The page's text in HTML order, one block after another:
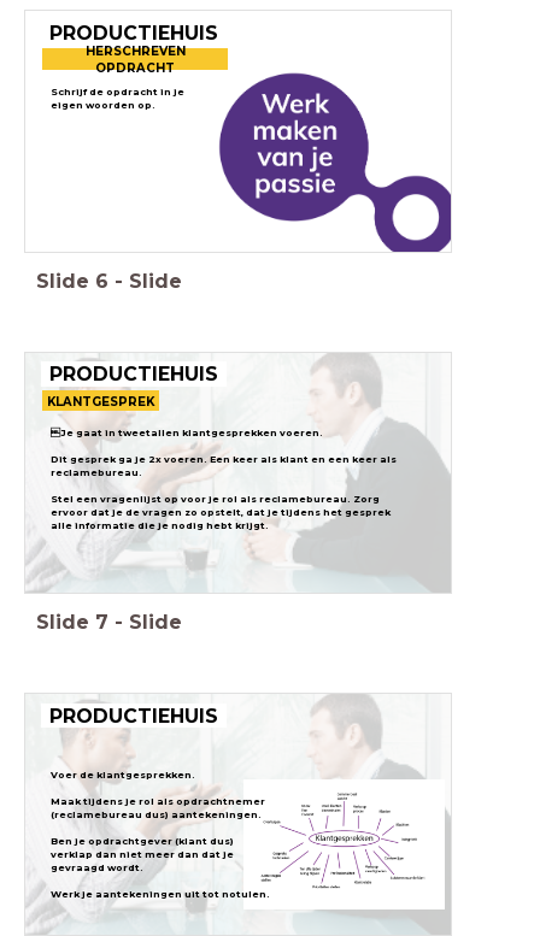
Schrijf de opdracht in je
eigen woorden op.
PRODUCTIEHUIS
HERSCHREVEN
OPDRACHT
Slide 6 - Slide
Je gaat in tweetallen klantgesprekken voeren.
Dit gesprek ga je 2x voeren. Een keer als klant en een keer als
reclamebureau.
Stel een vragenlijst op voor je rol als reclamebureau. Zorg
ervoor dat je de vragen zo opstelt, dat je tijdens het gesprek
alle informatie die je nodig hebt krijgt.
PRODUCTIEHUIS
KLANTGESPREK
Slide 7 - Slide
PRODUCTIEHUIS
Voer de klantgesprekken.
Maak tijdens je rol als opdrachtnemer
(reclamebureau dus) aantekeningen.
Ben je opdrachtgever (klant dus)
verklap dan niet meer dan dat je
gevraagd wordt.
Werk je aantekeningen uit tot notulen.